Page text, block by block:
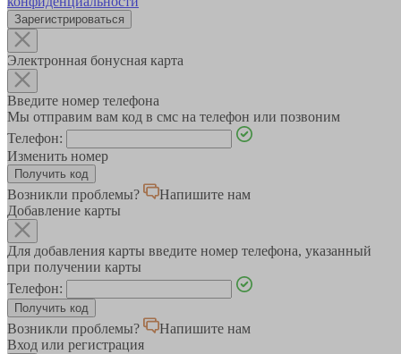
Зарегистрироваться
Электронная бонусная карта
Введите номер телефона
Мы отправим вам код в смс на телефон или позвоним
Телефон:
Изменить номер
Возникли проблемы?
Напишите нам
Добавление карты
Для добавления карты введите номер телефона, указанный
при получении карты
Телефон:
Возникли проблемы?
Напишите нам
Вход или регистрация